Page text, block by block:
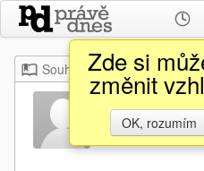
Zde si
změnit
OK, rozumím
Souhrn Moje Z
Travis